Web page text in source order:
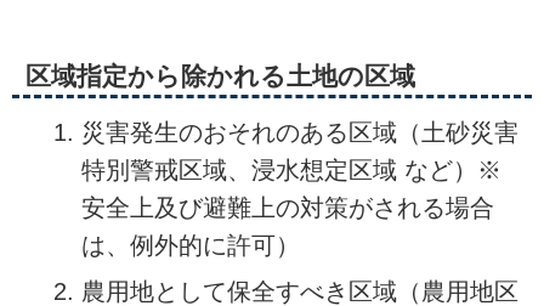
区域指定から除かれる土地の区域
災害発生のおそれのある区域（土砂災害
特別警戒区域、浸水想定区域 など）※
安全上及び避難上の対策がされる場合
は、例外的に許可）
農用地として保全すべき区域（農用地区